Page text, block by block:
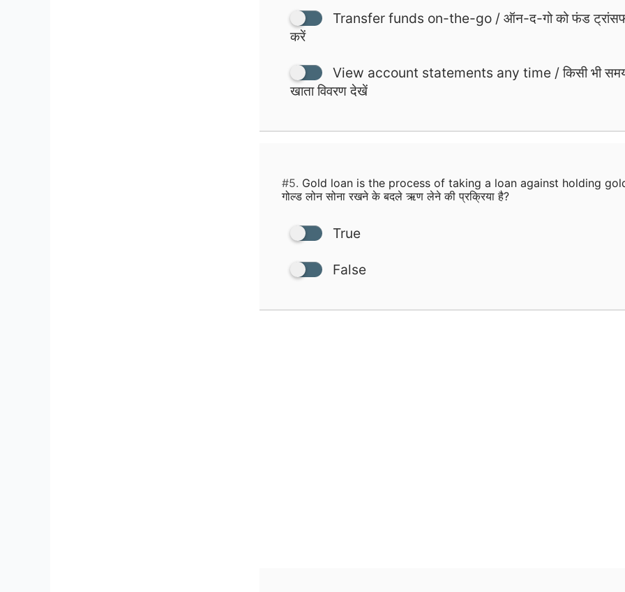
Transfer funds on-the-go / ऑन-द-गो को फंड
करें
View account statements any time / किसी भी
खाता विवरण देखें
#5. Gold loan is the process of taking a loan against holding
गोल्ड लोन सोना रखने के बदले ऋण लेने की प्रक्रिया है?
True
False